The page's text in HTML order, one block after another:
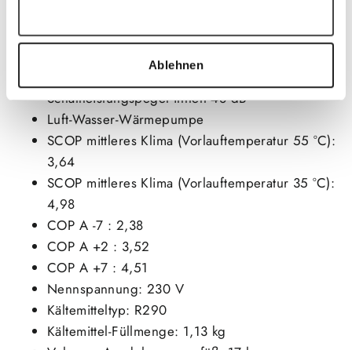
Ablehnen
Nennwärmeleistung 7 kW
Schallleistungspegel innen 48 dB
Luft-Wasser-Wärmepumpe
SCOP mittleres Klima (Vorlauftemperatur 55 °C):
3,64
SCOP mittleres Klima (Vorlauftemperatur 35 °C):
4,98
COP A -7 : 2,38
COP A +2 : 3,52
COP A +7 : 4,51
Nennspannung: 230 V
Kältemitteltyp: R290
Kältemittel-Füllmenge: 1,13 kg